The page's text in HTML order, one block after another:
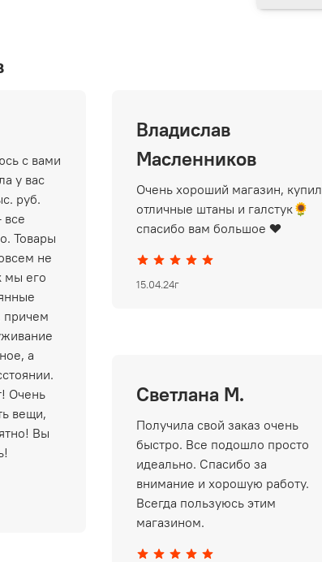
с вами
у вас
руб.
все
Товары
не
мы его
причем
а
Очень
вещи,
Вы
Владислав
Масленников
Очень хороший магазин, купил
отличные штаны и галстук🌻
спасибо вам большое ❤️
15.04.24г
Светлана М.
Получила свой заказ очень
быстро. Все подошло просто
идеально. Спасибо за
внимание и хорошую работу.
Всегда пользуюсь этим
магазином.